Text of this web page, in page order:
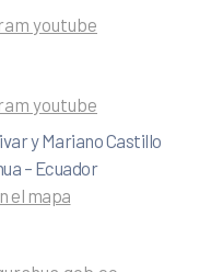
youtube
youtube
y Mariano Castillo
– Ecuador
el mapa